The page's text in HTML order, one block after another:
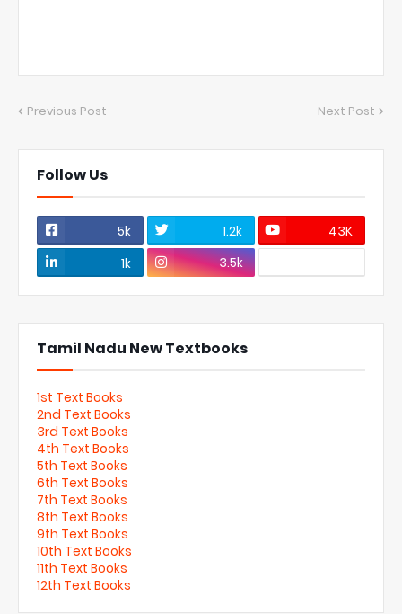
Previous Post Next Post
Follow Us
5k 1.2k
43K
1k
3.5k
Tamil Nadu New Textbooks
1st Text Books
2nd Text Books
3rd Text Books
4th Text Books
5th Text Books
6th Text Books
7th Text Books
8th Text Books
9th Text Books
10th Text Books
11th Text Books
12th Text Books